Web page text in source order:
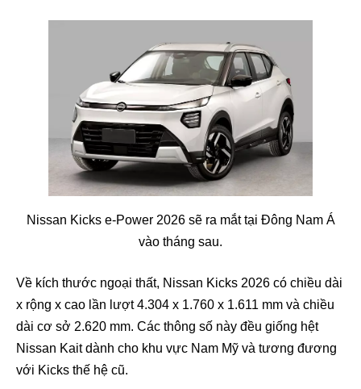
Nissan Kicks e-Power 2026 sẽ ra mắt tại Đông Nam Á
vào tháng sau.
Về kích thước ngoại thất, Nissan Kicks 2026 có chiều dài
x rộng x cao lần lượt 4.304 x 1.760 x 1.611 mm và chiều
dài cơ sở 2.620 mm. Các thông số này đều giống hệt
Nissan Kait dành cho khu vực Nam Mỹ và tương đương
với Kicks thế hệ cũ.